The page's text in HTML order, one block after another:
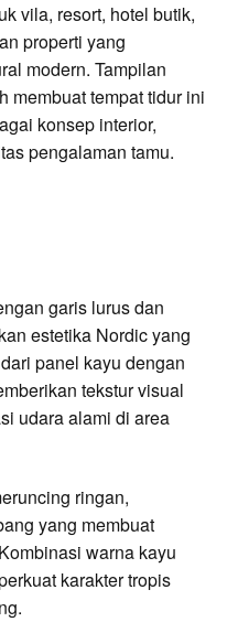
vila, resort, hotel butik,
properti yang
modern. Tampilan
membuat tempat tidur ini
konsep interior,
pengalaman tamu.
garis lurus dan
estetika Nordic yang
panel kayu dengan
tekstur visual
udara alami di area
ringan,
yang membuat
warna kayu
karakter tropis